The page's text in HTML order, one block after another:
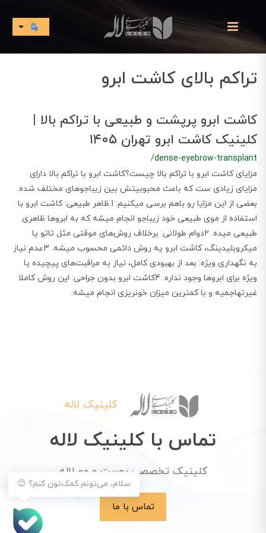
تراکم بالای کاشت ابرو
کاشت ابرو پرپشت و طبیعی با تراکم بالا |
کلینیک کاشت ابرو تهران ۱۴۰۵
/dense-eyebrow-transplant
مزایای کاشت ابرو با تراکم بالا چیست؟کاشت ابرو با تراکم بالا دارای
مزایای زیادی ست که باعث محبوبیتش بین زیباجوهای مختلف شده.
بعضی از این مزایا رو باهم برسی میکنیم: 1.ظاهر طبیعی: کاشت ابرو با
استفاده از موی طبیعی خود زیباجو انجام میشه که به ابروها ظاهری
طبیعی میده. 2دوام طولانی: برخلاف روش‌های موقتی مثل تاتو یا
میکروبلیدینگ، کاشت ابرو یه روش دائمی محسوب میشه. 3عدم نیاز
به نگهداری ویژه: بعد از بهبودی کامل، نیاز به مراقبت‌های پیچیده یا
ویژه برای ابروها وجود نداره. 4کاشت ابرو بدون جراحی: این روش کاملا
غیرتهاجمیه و با کمترین میزان خونریزی انجام میشه.
سلام، می‌تونم کمک‌تون کنم؟ 😊
کلینیک لاله
تماس با کلینیک لاله
کلینیک تخصصی پوست و مو لاله
تماس با ما